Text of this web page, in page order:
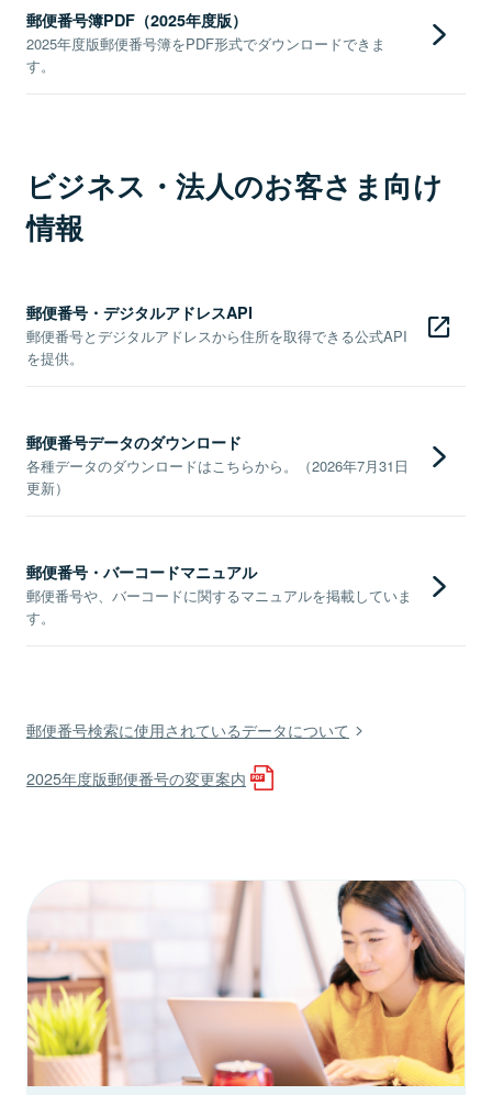
郵便番号簿PDF（2025年度版）
2025年度版郵便番号簿をPDF形式でダウンロードできま
す。
ビジネス・法人のお客さま向け
情報
郵便番号・デジタルアドレスAPI
郵便番号とデジタルアドレスから住所を取得できる公式API
を提供。
郵便番号データのダウンロード
各種データのダウンロードはこちらから。（2026年7月31日
更新）
郵便番号・バーコードマニュアル
郵便番号や、バーコードに関するマニュアルを掲載していま
す。
郵便番号検索に使用されているデータについて
2025年度版郵便番号の変更案内